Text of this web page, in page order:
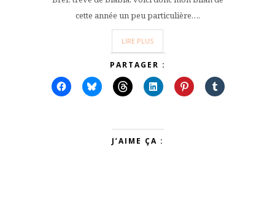
cette année un peu particulière….
LIRE PLUS
PARTAGER :
J’AIME ÇA :